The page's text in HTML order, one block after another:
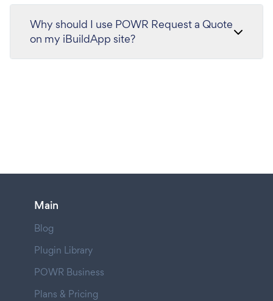
Why should I use POWR Request a Quote
on my iBuildApp site?
Main
Blog
Plugin Library
POWR Business
Plans & Pricing